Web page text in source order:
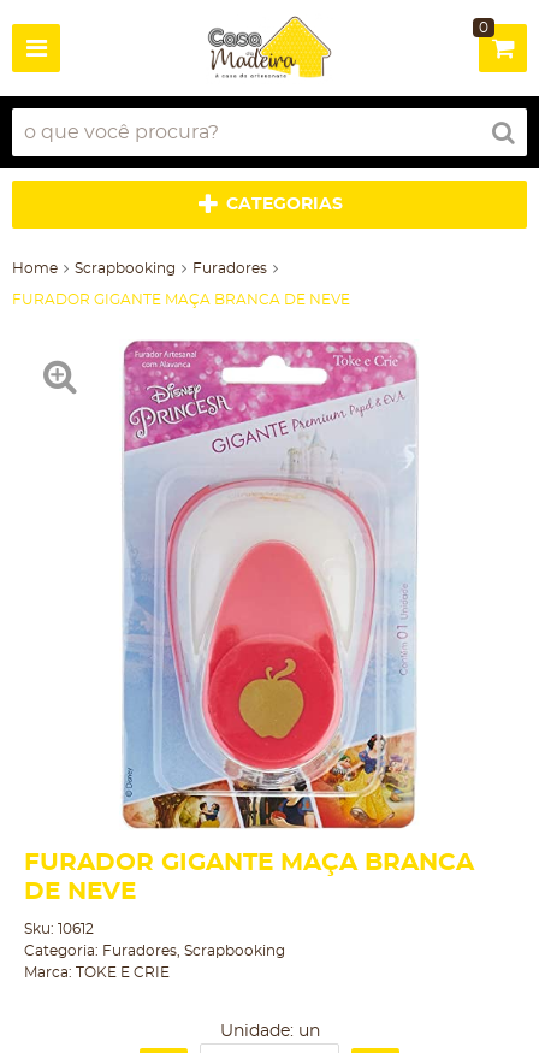
0
CATEGORIAS
Home Scrapbooking Furadores
FURADOR GIGANTE MAÇA BRANCA DE NEVE
FURADOR GIGANTE MAÇA BRANCA
DE NEVE
Sku: 10612
Categoria: Furadores Scrapbooking
Marca: TOKE E CRIE
Unidade: un